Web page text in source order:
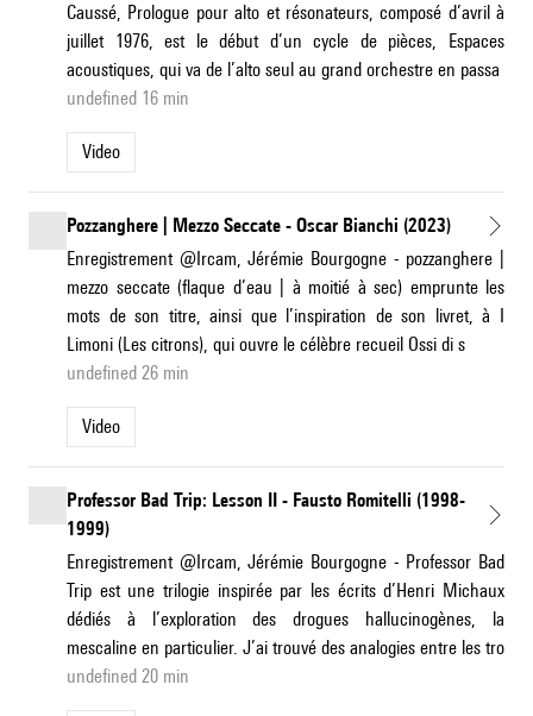
Caussé, Prologue pour alto et résonateurs, composé d’avril à
juillet 1976, est le début d’un cycle de pièces, Espaces
acoustiques, qui va de l’alto seul au grand orchestre en passa
undefined 16 min
Video
Pozzanghere | Mezzo Seccate - Oscar Bianchi (2023)
Enregistrement @Ircam, Jérémie Bourgogne - pozzanghere |
mezzo seccate (flaque d’eau | à moitié à sec) emprunte les
mots de son titre, ainsi que l’inspiration de son livret, à I
Limoni (Les citrons), qui ouvre le célèbre recueil Ossi di s
undefined 26 min
Video
Professor Bad Trip: Lesson II - Fausto Romitelli (1998-
1999)
Enregistrement @Ircam, Jérémie Bourgogne - Professor Bad
Trip est une trilogie inspirée par les écrits d’Henri Michaux
dédiés à l’exploration des drogues hallucinogènes, la
mescaline en particulier. J’ai trouvé des analogies entre les tro
undefined 20 min